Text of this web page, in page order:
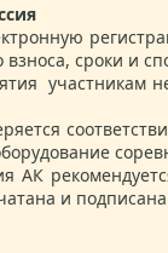
взноса, сроки
участникам
АК
и